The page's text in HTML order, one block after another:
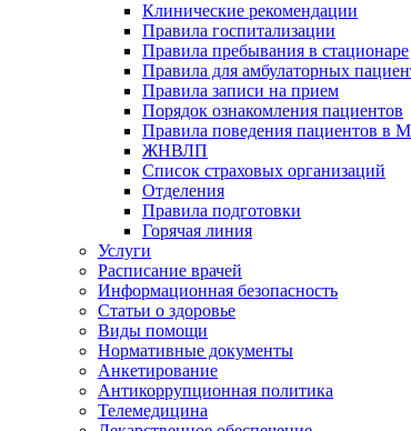
Клинические рекомендации
Правила госпитализации
Правила пребывания в стационаре
Правила для амбулаторных
Правила записи на прием
Порядок ознакомления пациентов
Правила поведения пациентов в
ЖНВЛП
Список страховых организаций
Отделения
Правила подготовки
Горячая линия
Услуги
Расписание врачей
Информационная безопасность
Статьи о здоровье
Виды помощи
Нормативные документы
Анкетирование
Антикоррупционная политика
Телемедицина